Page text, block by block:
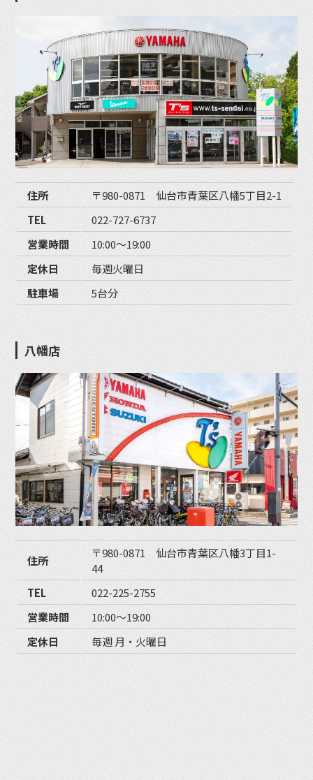
住所
〒980-0871 仙台市青葉区八幡5丁目2-1
TEL
022-727-6737
営業時間
10:00〜19:00
定休日
毎週火曜日
駐車場
5台分
八幡店
住所
〒980-0871 仙台市青葉区八幡3丁目1-
44
TEL
022-225-2755
営業時間
10:00〜19:00
定休日
毎週 月・火曜日